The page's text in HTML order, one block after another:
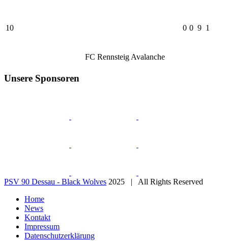
10
FC Rennsteig Avalanche
0 0 9 1
Unsere Sponsoren
PSV 90 Dessau - Black Wolves 2025 | All Rights Reserved
Home
News
Kontakt
Impressum
Datenschutzerklärung